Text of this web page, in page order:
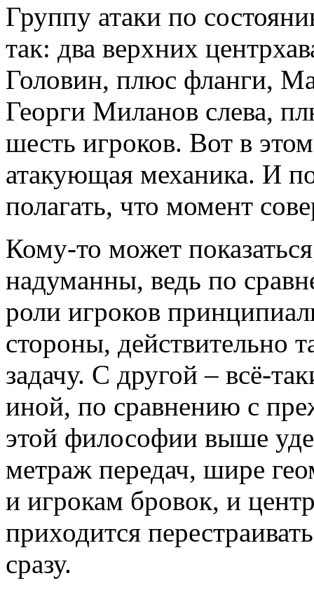
Группу атаки по
так: два верхних
Головин, плюс фланги,
Георги Миланов слева,
шесть игроков. Вот в
атакующая механика. И
полагать, что момент
Кому-то может
надуманны, ведь по
роли игроков
стороны, действительно
задачу. С другой – всё-
иной, по сравнению с
этой философии выше
метраж передач, шире
и игрокам бровок, и
приходится
сразу.